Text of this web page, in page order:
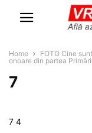
Home
FOTO Cine
onoare din partea
7
7 4